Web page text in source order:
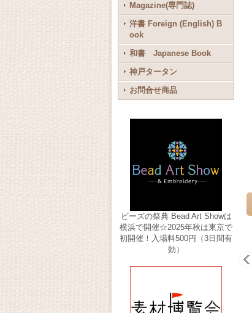
Magazine(専門誌)
洋書 Foreign (English) B
ook
和書 Japanese Book
神戸タータン
お問合せ商品
ビーズの祭典 Bead Art Showは
横浜で開催☆2025年秋は東京で
初開催！入場料500円（3日間有
効）